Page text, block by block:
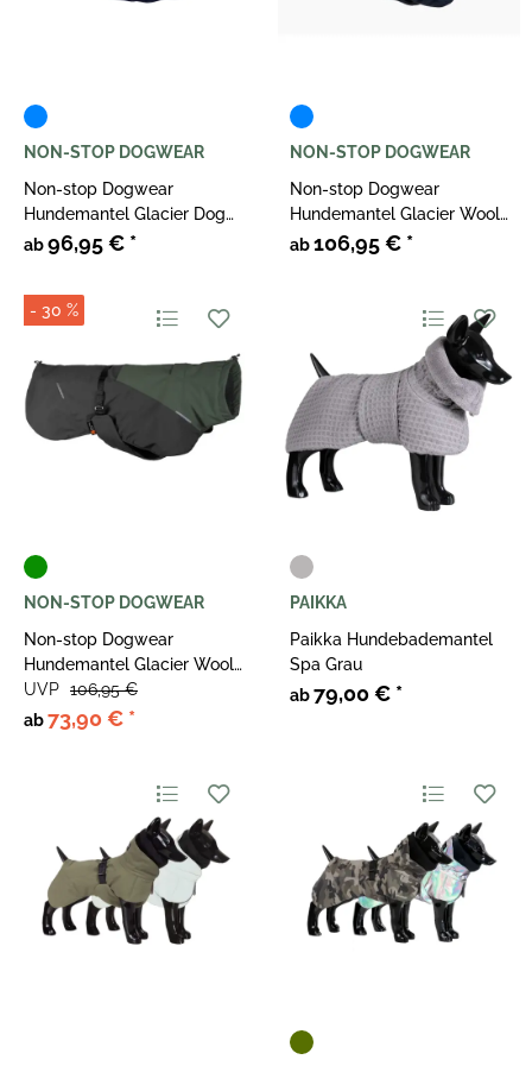
NON-STOP DOGWEAR
Non-stop Dogwear
Hundemantel Glacier Dog
Jacket 2.0 Dunkelblau
ab96,95 € *
NON-STOP DOGWEAR
Non-stop Dogwear
Hundemantel Glacier Wool
Jacket 2.0 Dunkelblau
ab106,95 € *
- 30 %
NON-STOP DOGWEAR
Non-stop Dogwear
Hundemantel Glacier Wool
Jacket 2.0 Dunkelgrün
ab73,90 € *
UVP 106,95 €
PAIKKA
Paikka Hundebademantel
Spa Grau
ab79,00 € *